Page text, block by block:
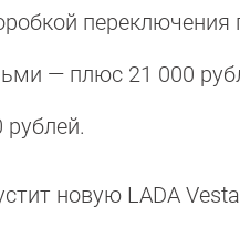
— плюс 21 000
новую LADA